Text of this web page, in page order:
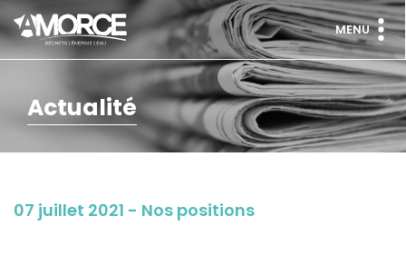
MENU
Actualité
07 juillet 2021 - Nos positions